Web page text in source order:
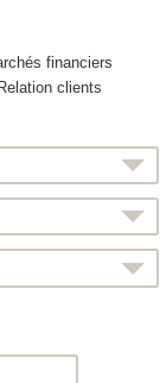
financiers
clients